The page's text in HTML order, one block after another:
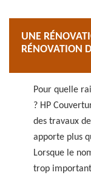
UNE
RÉNOVATION
Pour quelle
? HP
des travaux
apporte plus
Lorsque le
trop